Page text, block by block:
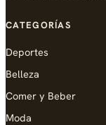
CATEGORÍAS
Deportes
Belleza
Comer y Beber
Moda